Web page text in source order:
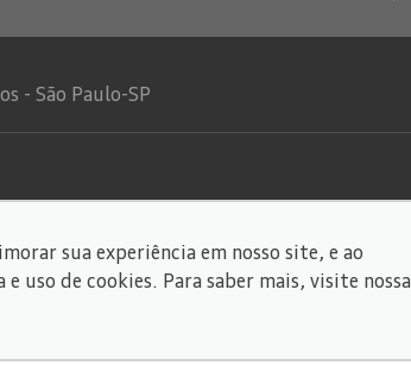
- São Paulo-SP
sua experiência em nosso site, e ao
uso de cookies. Para saber mais, visite nossa